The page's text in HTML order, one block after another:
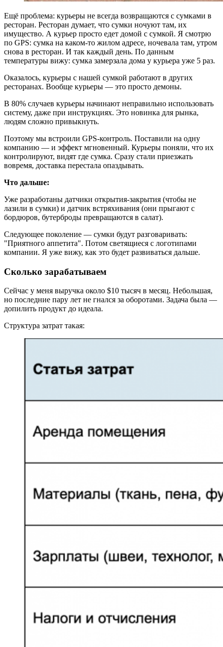
Ещё проблема: курьеры не всегда возвращаются с сумками в
ресторан. Ресторан думает, что сумки ночуют там, их
имущество. А курьер просто едет домой с сумкой. Я смотрю
по GPS: сумка на каком-то жилом адресе, ночевала там, утром
снова в ресторан. И так каждый день. По данным
температуры вижу: сумка замерзала дома у курьера уже 5 раз.
Оказалось, курьеры с нашей сумкой работают в других
ресторанах. Вообще курьеры — это просто демоны.
В 80% случаев курьеры начинают неправильно использовать
систему, даже при инструкциях. Это новинка для рынка,
людям сложно привыкнуть.
Поэтому мы встроили GPS-контроль. Поставили на одну
компанию — и эффект мгновенный. Курьеры поняли, что их
контролируют, видят где сумка. Сразу стали приезжать
вовремя, доставка перестала опаздывать.
Что дальше:
Уже разработаны датчики открытия-закрытия (чтобы не
лазили в сумки) и датчик встряхивания (они прыгают с
бордюров, бутерброды превращаются в салат).
Следующее поколение — сумки будут разговаривать:
"Приятного аппетита". Потом светящиеся с логотипами
компании. Я уже вижу, как это будет развиваться дальше.
Сколько зарабатываем
Сейчас у меня выручка около $10 тысяч в месяц. Небольшая,
но последние пару лет не гнался за оборотами. Задача была —
допилить продукт до идеала.
Структура затрат такая: